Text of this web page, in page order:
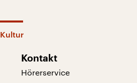
Kontakt
Hörerservice